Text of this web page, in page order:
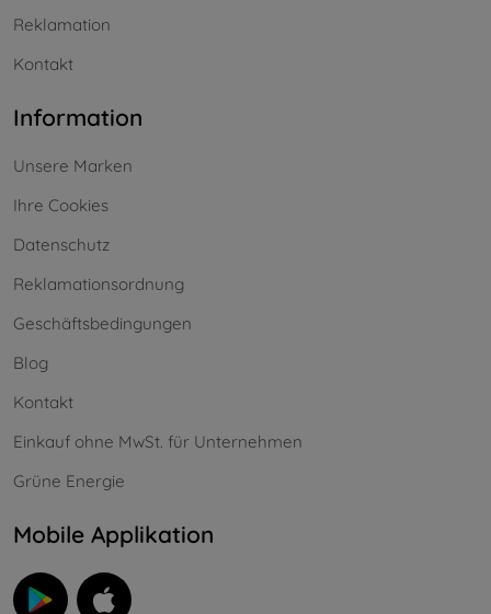
Reklamation
Kontakt
Information
Unsere Marken
Ihre Cookies
Datenschutz
Reklamationsordnung
Geschäftsbedingungen
Blog
Kontakt
Einkauf ohne MwSt. für Unternehmen
Grüne Energie
Mobile Applikation